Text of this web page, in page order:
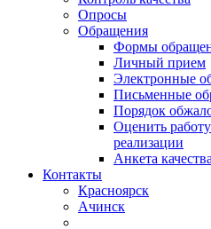
Опросы
Обращения
Формы
Личный прием
Электронные
Письменные
Порядок
Оценить
реализации
Анкета
Контакты
Красноярск
Ачинск